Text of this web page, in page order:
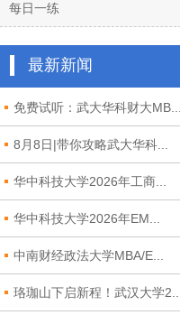
每日一练
最新新闻
免费试听：武大华科财大MB...
8月8日|带你攻略武大华科...
华中科技大学2026年工商...
华中科技大学2026年EM...
中南财经政法大学MBA/E...
珞珈山下启新程！武汉大学2...